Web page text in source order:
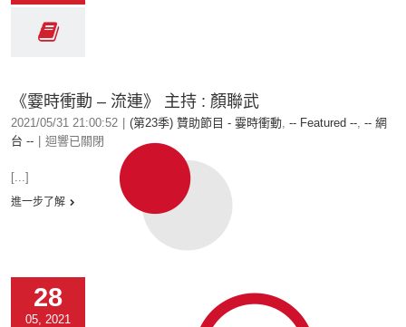
《霎時衝動 – 流連》 主持 : 顏聯武
2021/05/31 21:00:52 (第23季) 贊助節目 - 霎時衝動, -- Featured --, -- 網
台 --
迴響已關閉
[...]
進一步了解
28
05, 2021